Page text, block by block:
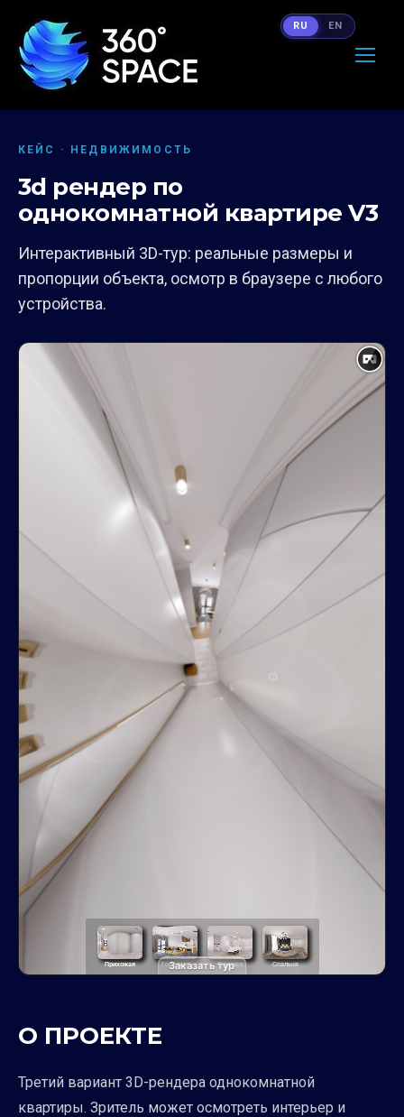
КЕЙС · НЕДВИЖИМОСТЬ
3d рендер по
однокомнатной квартире V3
Интерактивный 3D-тур: реальные размеры и
пропорции объекта, осмотр в браузере с любого
устройства.
Заказать тур
О ПРОЕКТЕ
Третий вариант 3D-рендера однокомнатной
квартиры. Зритель может осмотреть интерьер и
RU EN